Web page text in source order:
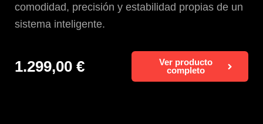
comodidad, precisión y estabilidad propias de un
sistema inteligente.
1.299,00 €
Ver producto
completo